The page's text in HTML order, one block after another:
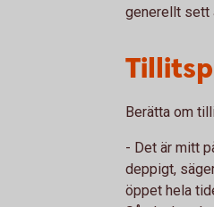
generellt sett
Berätta om
- Det är mitt
deppigt,
öppet hela